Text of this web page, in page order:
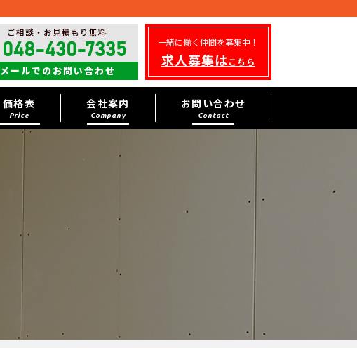
ご相談・お見積もり無料
048-430-7335
メールでのお問い合わせ
一緒に働く仲間を募集中！
求人募集はこちら
価格表
Price
会社案内
Company
お問い合わせ
Contact